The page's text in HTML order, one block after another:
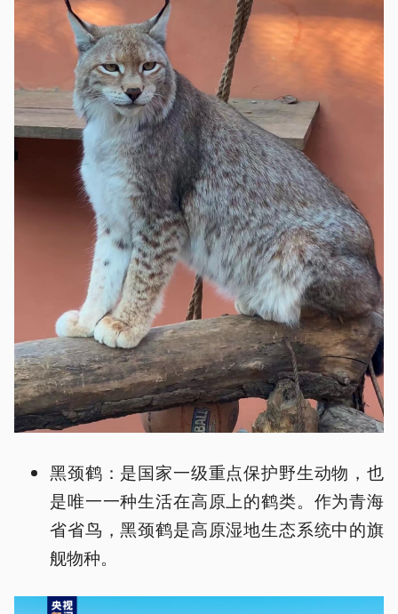
黑颈鹤：是国家一级重点保护野生动物，也
是唯一一种生活在高原上的鹤类。作为青海
省省鸟，黑颈鹤是高原湿地生态系统中的旗
舰物种。